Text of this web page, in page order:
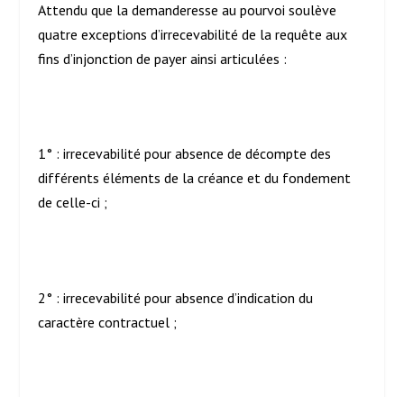
Attendu que la demanderesse au pourvoi soulève
quatre exceptions d’irrecevabilité de la requête aux
fins d’injonction de payer ainsi articulées :
1° : irrecevabilité pour absence de décompte des
différents éléments de la créance et du fondement
de celle-ci ;
2° : irrecevabilité pour absence d’indication du
caractère contractuel ;